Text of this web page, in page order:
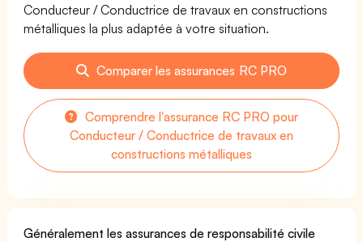
Conducteur / Conductrice de travaux en constructions
métalliques la plus adaptée à votre situation.
Comparer les assurances RC PRO
Comprendre l'assurance RC PRO pour
Conducteur / Conductrice de travaux en
constructions métalliques
Généralement les assurances de responsabilité civile